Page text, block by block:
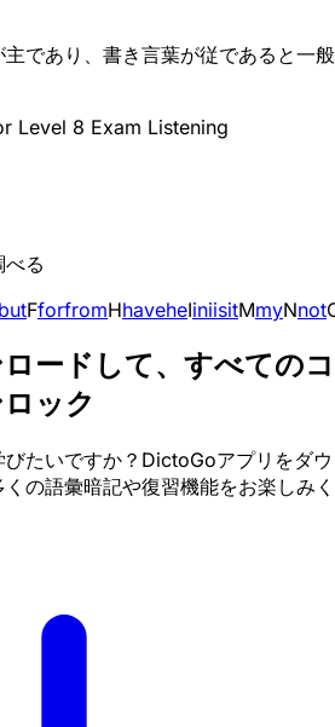
であり、書き言葉が従であると一般
Level 8 Exam Listening
る
butFforfromHhaveheIiniisitMmyNnot
ードして、すべてのコ
ック
びたいですか？DictoGoアプリをダウ
の語彙暗記や復習機能をお楽しみく